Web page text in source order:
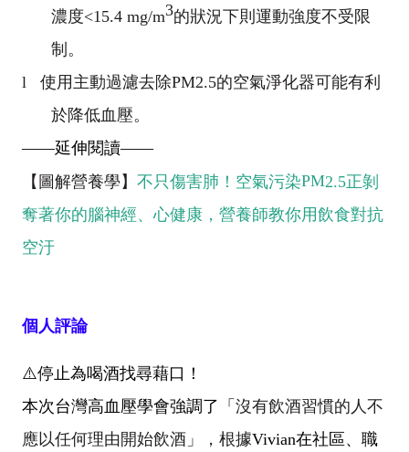
濃度<15.4 mg/m3的狀況下則運動強度不受限
制。
l
使用主動過濾去除PM2.5的空氣淨化器可能有利
於降低血壓。
——延伸閱讀——
【圖解營養學】 不只傷害肺！空氣污染PM2.5正剝
奪著你的腦神經、心健康，營養師教你用飲食對抗
空汙
個人評論
⚠️停止為喝酒找尋藉口！
本次台灣高血壓學會強調了「 沒有飲酒習慣的人不
應以任何理由開始飲酒」，根據Vivian在社區、職